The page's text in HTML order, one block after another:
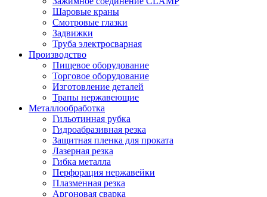
Шаровые краны
Смотровые глазки
Задвижки
Труба электросварная
Производство
Пищевое оборудование
Торговое оборудование
Изготовление деталей
Трапы нержавеющие
Металлообработка
Гильотинная рубка
Гидроабразивная резка
Защитная пленка для проката
Лазерная резка
Гибка металла
Перфорация нержавейки
Плазменная резка
Аргоновая сварка